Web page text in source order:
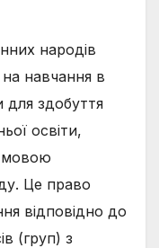
народів
навчання в
для здобуття
освіти,
мовою
Це право
відповідно до
(груп) з